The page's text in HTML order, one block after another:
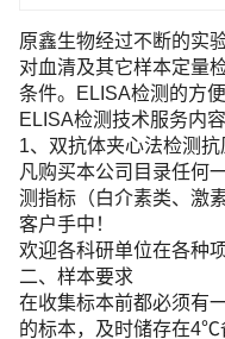
原鑫生物经过不断的实
对血清及其它样本定量
条件。ELISA检测的方
ELISA检测技术服务内容
1、双抗体夹心法检测
凡购买本公司目录任何
测指标（白介素类、激
客户手中！
欢迎各科研单位在各种
二、样本要求
在收集标本前都必须有
的标本，及时储存在4℃